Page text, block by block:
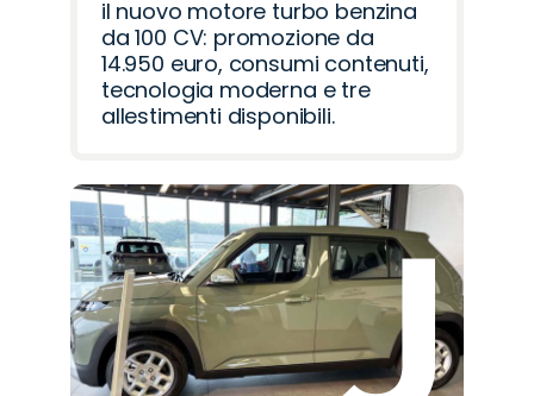
il nuovo motore turbo benzina
da 100 CV: promozione da
14.950 euro, consumi contenuti,
tecnologia moderna e tre
allestimenti disponibili.